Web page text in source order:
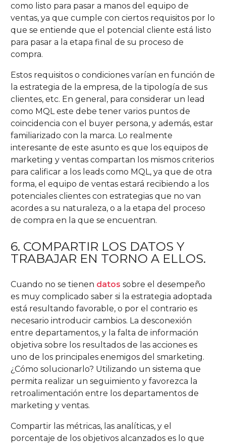
como listo para pasar a manos del equipo de
ventas, ya que cumple con ciertos requisitos por lo
que se entiende que el potencial cliente está listo
para pasar a la etapa final de su proceso de
compra.
Estos requisitos o condiciones varían en función de
la estrategia de la empresa, de la tipología de sus
clientes, etc. En general, para considerar un lead
como MQL este debe tener varios puntos de
coincidencia con el buyer persona, y además, estar
familiarizado con la marca. Lo realmente
interesante de este asunto es que los equipos de
marketing y ventas compartan los mismos criterios
para calificar a los leads como MQL, ya que de otra
forma, el equipo de ventas estará recibiendo a los
potenciales clientes con estrategias que no van
acordes a su naturaleza, o a la etapa del proceso
de compra en la que se encuentran.
6. COMPARTIR LOS DATOS Y
TRABAJAR EN TORNO A ELLOS.
Cuando no se tienen datos sobre el desempeño
es muy complicado saber si la estrategia adoptada
está resultando favorable, o por el contrario es
necesario introducir cambios. La desconexión
entre departamentos, y la falta de información
objetiva sobre los resultados de las acciones es
uno de los principales enemigos del smarketing.
¿Cómo solucionarlo? Utilizando un sistema que
permita realizar un seguimiento y favorezca la
retroalimentación entre los departamentos de
marketing y ventas.
Compartir las métricas, las analíticas, y el
porcentaje de los objetivos alcanzados es lo que